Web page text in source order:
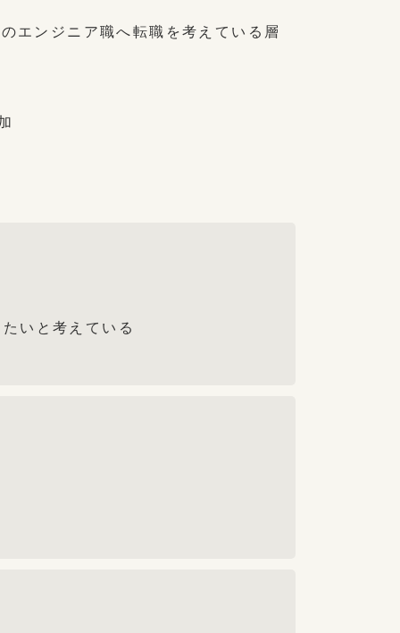
エンジニア職へ転職を考えている層
いと考えている